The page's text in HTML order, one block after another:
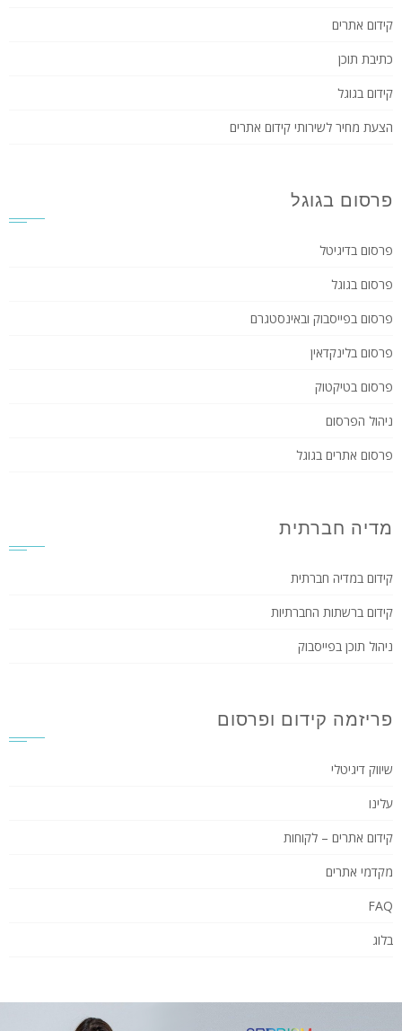
קידום אתרים
כתיבת תוכן
קידום בגוגל
הצעת מחיר לשירותי קידום אתרים
פרסום בגוגל
פרסום בדיגיטל
פרסום בגוגל
פרסום בפייסבוק ובאינסטגרם
פרסום בלינקדאין
פרסום בטיקטוק
ניהול הפרסום
פרסום אתרים בגוגל
מדיה חברתית
קידום במדיה חברתית
קידום ברשתות החברתיות
ניהול תוכן בפייסבוק
פריזמה קידום ופרסום
שיווק דיגיטלי
עלינו
קידום אתרים – לקוחות
מקדמי אתרים
FAQ
בלוג